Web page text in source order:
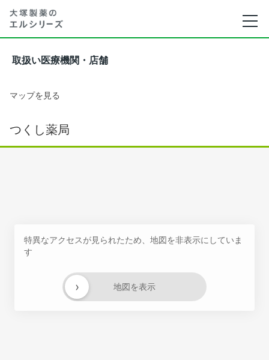
取扱い医療機関・店舗
マップを見る
つくし薬局
特異なアクセスが見られたため、地図を非表示にしていま
す
地図を表示
›